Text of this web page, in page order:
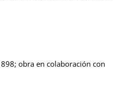
obra en colaboración con